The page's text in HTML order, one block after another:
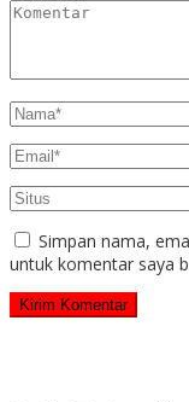
Simpan nama,
untuk komentar saya